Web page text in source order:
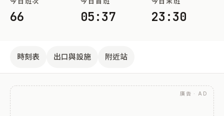
66 05:37 23:30
時刻表 出口與設施 附近站
廣告 · AD